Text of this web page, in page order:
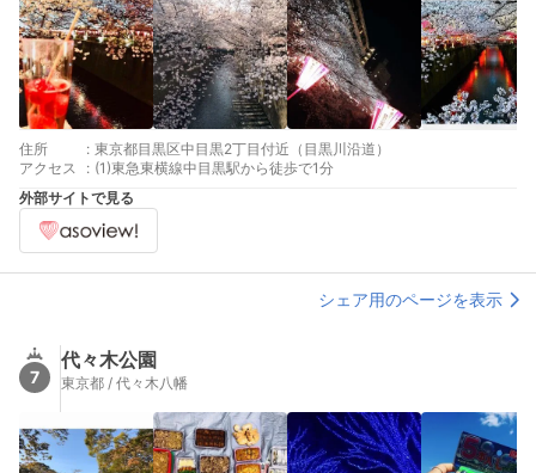
住所 : 東京都目黒区中目黒2丁目付近（目黒川沿道）
アクセス
: (1)東急東横線中目黒駅から徒歩で1分
外部サイトで見る
シェア用のページを表示
7
代々木公園
東京都 / 代々木八幡